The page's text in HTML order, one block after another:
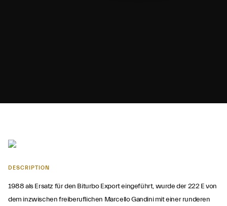
DESCRIPTION
1988 als Ersatz für den Biturbo Export eingeführt, wurde der 222 E von
dem inzwischen freiberuflichen Marcello Gandini mit einer runderen